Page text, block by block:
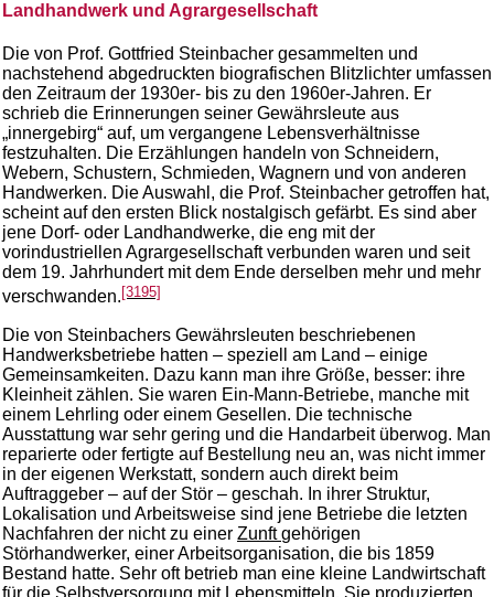
Landhandwerk und Agrargesellschaft
Die von Prof. Gottfried Steinbacher gesammelten und
nachstehend abgedruckten biografischen Blitzlichter umfassen
den Zeitraum der 1930er- bis zu den 1960er-Jahren. Er
schrieb die Erinnerungen seiner Gewährsleute aus
„innergebirg“ auf, um vergangene Lebensverhältnisse
festzuhalten. Die Erzählungen handeln von Schneidern,
Webern, Schustern, Schmieden, Wagnern und von anderen
Handwerken. Die Auswahl, die Prof. Steinbacher getroffen hat,
scheint auf den ersten Blick nostalgisch gefärbt. Es sind aber
jene Dorf- oder Landhandwerke, die eng mit der
vorindustriellen Agrargesellschaft verbunden waren und seit
dem 19. Jahrhundert mit dem Ende derselben mehr und mehr
verschwanden.[3195]
Die von Steinbachers Gewährsleuten beschriebenen
Handwerksbetriebe hatten – speziell am Land – einige
Gemeinsamkeiten. Dazu kann man ihre Größe, besser: ihre
Kleinheit zählen. Sie waren Ein-Mann-Betriebe, manche mit
einem Lehrling oder einem Gesellen. Die technische
Ausstattung war sehr gering und die Handarbeit überwog. Man
reparierte oder fertigte auf Bestellung neu an, was nicht immer
in der eigenen Werkstatt, sondern auch direkt beim
Auftraggeber – auf der Stör – geschah. In ihrer Struktur,
Lokalisation und Arbeitsweise sind jene Betriebe die letzten
Nachfahren der nicht zu einer Zunftgehörigen
Störhandwerker, einer Arbeitsorganisation, die bis 1859
Bestand hatte. Sehr oft betrieb man eine kleine Landwirtschaft
für die Selbstversorgung mit Lebensmitteln. Sie produzierten